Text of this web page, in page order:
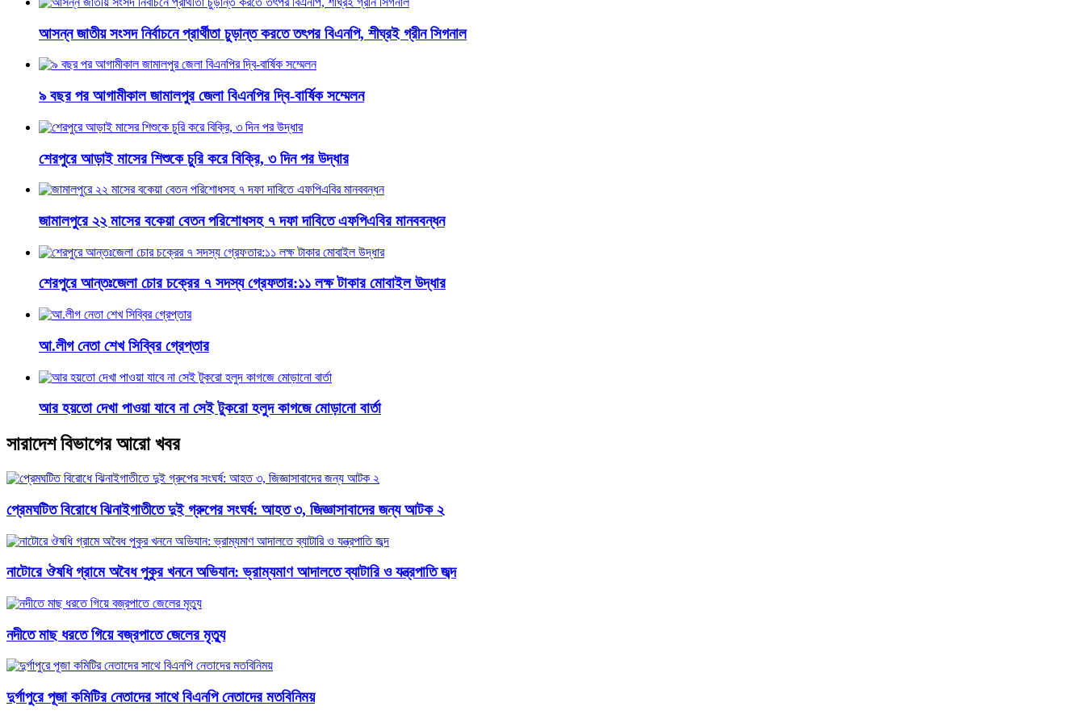
আসন্ন জাতীয় সংসদ নির্বাচনে প্রার্থীতা চুড়ান্ত করতে তৎপর বিএনপি, শীঘ্রই গ্রীন সিগনাল
৯ বছর পর আগামীকাল জামালপুর জেলা বিএনপির দ্বি-বার্ষিক সম্মেলন
শেরপুরে আড়াই মাসের শিশুকে চুরি করে বিক্রি, ৩ দিন পর উদ্ধার
জামালপুরে ২২ মাসের বকেয়া বেতন পরিশোধসহ ৭ দফা দাবিতে এফপিএবির মানববন্ধন
শেরপুরে আন্তঃজেলা চোর চক্রের ৭ সদস্য গ্রেফতার:১১ লক্ষ টাকার মোবাইল উদ্ধার
আ.লীগ নেতা শেখ সিব্বির গ্রেপ্তার
আর হয়তো দেখা পাওয়া যাবে না সেই টুকরো হলুদ কাগজে মোড়ানো বার্তা
সারাদেশ বিভাগের আরো খবর
প্রেমঘটিত বিরোধে ঝিনাইগাতীতে দুই গ্রুপের সংঘর্ষ: আহত ৩, জিজ্ঞাসাবাদের জন্য আটক ২
নাটোরে ঔষধি গ্রামে অবৈধ পুকুর খননে অভিযান: ভ্রাম্যমাণ আদালতে ব্যাটারি ও যন্ত্রপাতি জব্দ
নদীতে মাছ ধরতে গিয়ে বজ্রপাতে জেলের মৃত্যু
দুর্গাপুরে পূজা কমিটির নেতাদের সাথে বিএনপি নেতাদের মতবিনিময়